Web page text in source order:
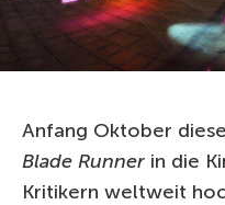
Anfang Oktober
Blade Runner in die
Kritikern weltweit